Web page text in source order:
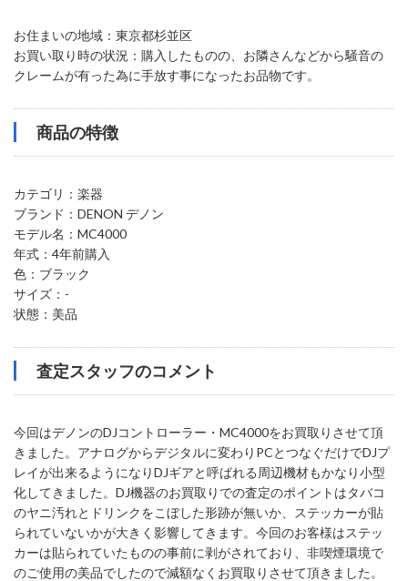
お住まいの地域：東京都杉並区
お買い取り時の状況：購入したものの、お隣さんなどから騒音の
クレームが有った為に手放す事になったお品物です。
商品の特徴
カテゴリ：楽器
ブランド：DENON デノン
モデル名：MC4000
年式：4年前購入
色：ブラック
サイズ：-
状態：美品
査定スタッフのコメント
今回はデノンのDJコントローラー・MC4000をお買取りさせて頂
きました。アナログからデジタルに変わりPCとつなぐだけでDJプ
レイが出来るようになりDJギアと呼ばれる周辺機材もかなり小型
化してきました。DJ機器のお買取りでの査定のポイントはタバコ
のヤニ汚れとドリンクをこぼした形跡が無いか、ステッカーが貼
られていないかが大きく影響してきます。今回のお客様はステッ
カーは貼られていたものの事前に剥がされており、非喫煙環境で
のご使用の美品でしたので減額なくお買取りさせて頂きました。